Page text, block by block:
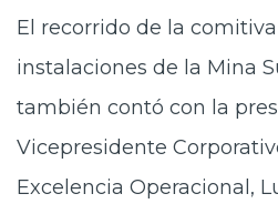
El recorrido de la
instalaciones de la Mina
también contó con la
Vicepresidente
Excelencia Operacional,